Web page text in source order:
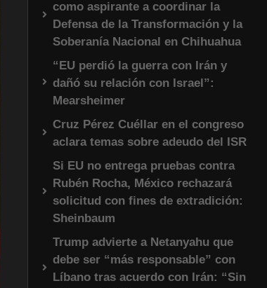
como aspirante a coordinar la
Defensa de la Transformación y la
Soberanía Nacional en Chihuahua
“EU perdió la guerra con Irán y
dañó su relación con Israel”:
Mearsheimer
Cruz Pérez Cuéllar en el congreso
aclara temas sobre adeudo del ISR
Si EU no entrega pruebas contra
Rubén Rocha, México rechazará
solicitud con fines de extradición:
Sheinbaum
Trump advierte a Netanyahu que
debe ser “más responsable” con
Líbano tras acuerdo con Irán: “Sin